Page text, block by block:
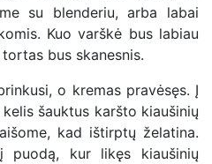
su blenderiu, arba labai
Kuo varškė bus labiau
bus skanesnis.
o kremas pravėsęs. Į
šauktus karšto kiaušinių
kad ištirptų želatina.
puodą, kur likęs kiaušinių